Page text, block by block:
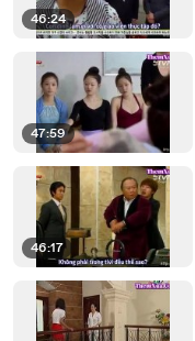
46:24
47:59
46:17